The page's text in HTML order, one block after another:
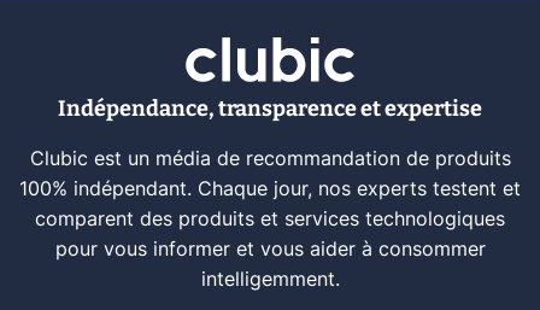
Indépendance, transparence et expertise
Clubic est un média de recommandation de produits
100% indépendant. Chaque jour, nos experts testent et
comparent des produits et services technologiques
pour vous informer et vous aider à consommer
intelligemment.